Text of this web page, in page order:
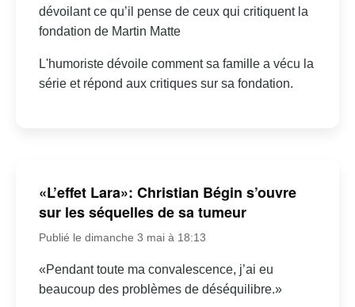
dévoilant ce qu’il pense de ceux qui critiquent la
fondation de Martin Matte
L'humoriste dévoile comment sa famille a vécu la
série et répond aux critiques sur sa fondation.
«L’effet Lara»: Christian Bégin s’ouvre
sur les séquelles de sa tumeur
Publié le dimanche 3 mai à 18:13
«Pendant toute ma convalescence, j’ai eu
beaucoup des problèmes de déséquilibre.»